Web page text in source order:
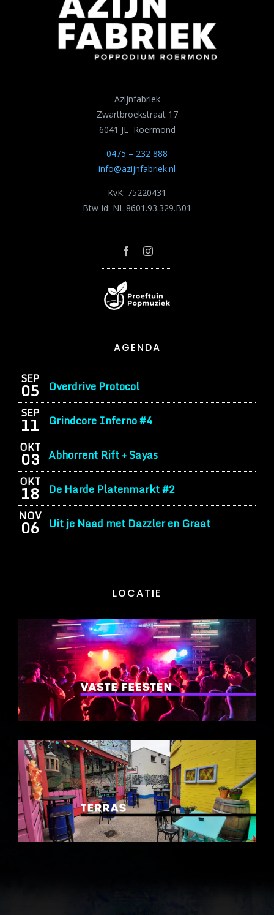
AGENDA
SEP
05 Overdrive Protocol
SEP
11 Grindcore Inferno #4
OKT
03 Abhorrent Rift + Sayas
OKT
18 De Harde Platenmarkt #2
NOV
06 Uit je Naad met Dazzler en Graat
Azijnfabriek
Zwartbroekstraat 17
6041 JL Roermond
0475 – 232 888
info@azijnfabriek.nl
KvK: 75220431
Btw-id: NL.8601.93.329.B01
LOCATIE